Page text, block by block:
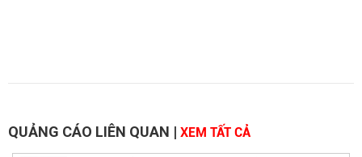
QUẢNG CÁO LIÊN QUAN | XEM TẤT CẢ